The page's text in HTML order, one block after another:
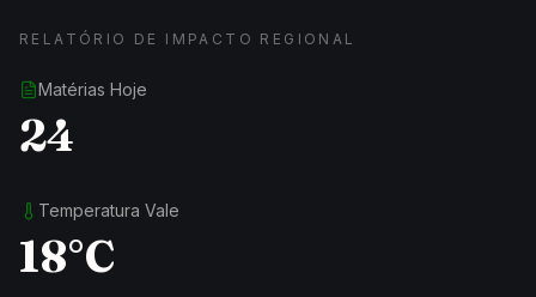
RELATÓRIO DE IMPACTO REGIONAL
Matérias Hoje
24
Temperatura Vale
18°C